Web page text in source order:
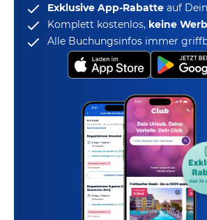
Exklusive App-Rabatte auf
Komplett kostenlos, keine
Alle Buchungsinfos immer